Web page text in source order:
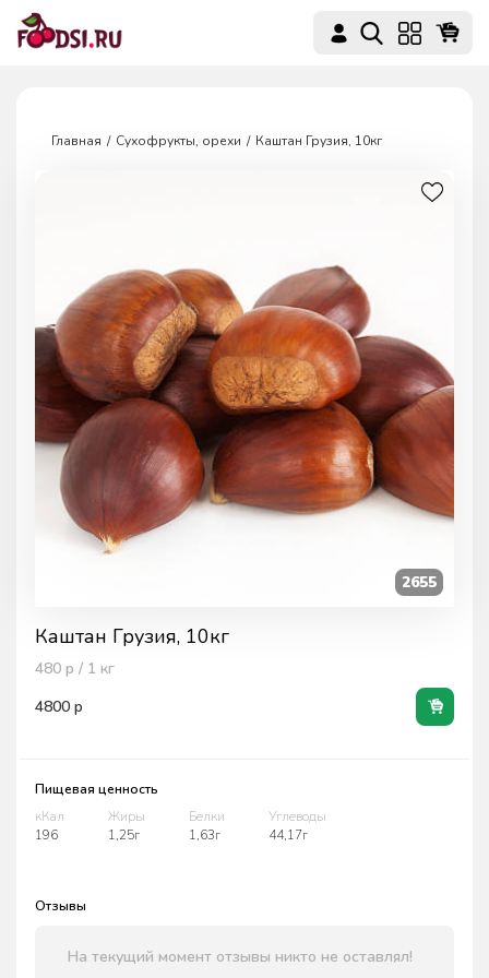
Главная Сухофрукты, орехи Каштан Грузия, 10кг
Каштан Грузия, 10кг
480 р / 1 кг
4800 р
Пищевая ценность
кКал
196
Жиры
1,25г
Белки
1,63г
Углеводы
44,17г
2655
Отзывы
На текущий момент отзывы никто не оставлял!